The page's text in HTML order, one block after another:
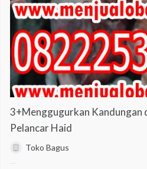
3+Menggugurkan Kandungan
Pelancar Haid
Toko Bagus